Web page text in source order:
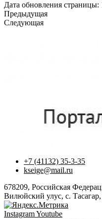
Дата обновления страницы:
Предыдущая
Следующая
+7 (41132) 35-3-35
kseige@mail.ru
678209, Российская
Вилюйский улус, с.
InstagramYoutube